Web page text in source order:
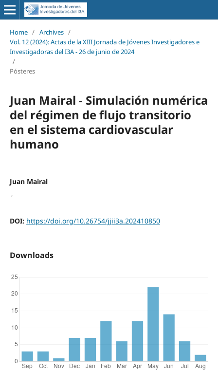
Home / Archives /
Vol. 12 (2024): Actas de la XIII Jornada de Jóvenes Investigadores e
Investigadoras del I3A - 26 de junio de 2024
/
Pósteres
Juan Mairal - Simulación numérica
del régimen de flujo transitorio
en el sistema cardiovascular
humano
Juan Mairal
,
DOI: https://doi.org/10.26754/jjii3a.202410850
Downloads